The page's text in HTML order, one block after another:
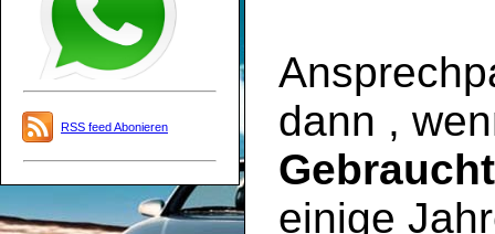
RSS feed Abonieren
dann ,
einige